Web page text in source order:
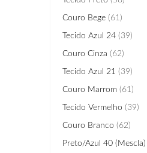
Couro Bege (61)
Tecido Azul 24 (39)
Couro Cinza (62)
Tecido Azul 21 (39)
Couro Marrom (61)
Tecido Vermelho (39)
Couro Branco (62)
Preto/Azul 40 (Mescla)